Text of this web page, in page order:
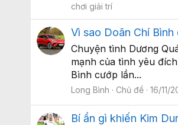
chơi giải trí
Vì sao Doãn Chí
Chuyện tình Dương
mạnh của tình yêu
Bình cướp lần...
Long Bình Chủ đề 16/11/
Bí ẩn gì khiến Kim